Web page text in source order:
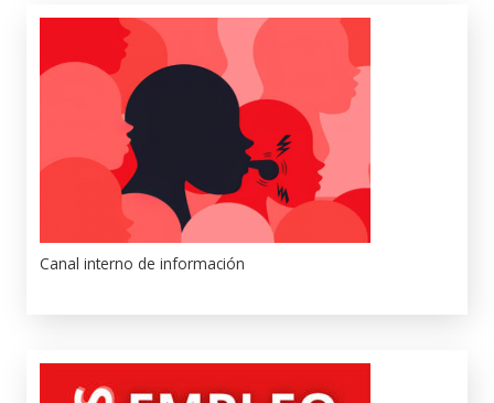
Canal interno de información